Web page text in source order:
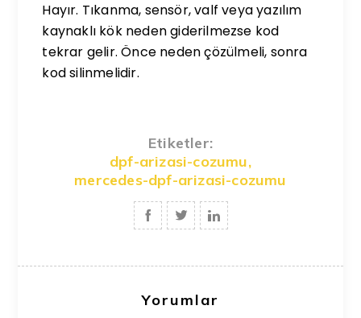
Hayır. Tıkanma, sensör, valf veya yazılım
kaynaklı kök neden giderilmezse kod
tekrar gelir. Önce neden çözülmeli, sonra
kod silinmelidir.
Etiketler:
dpf-arizasi-cozumu,
mercedes-dpf-arizasi-cozumu
Yorumlar